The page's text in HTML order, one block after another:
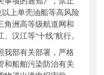
上单壳油船等高风险
角洲高等级航道网和
汉江等“十线”航行。
我部有关部署，严格
和船舶污染防治有关